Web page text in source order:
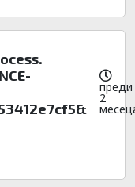
преди
2